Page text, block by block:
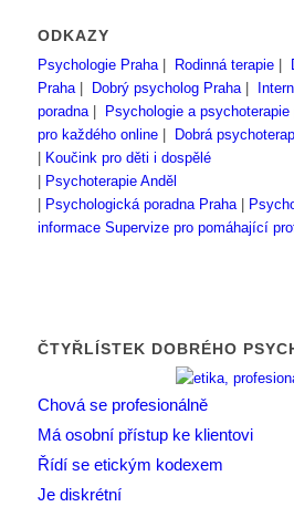
ODKAZY
Psychologie Praha| Rodinná terapie|
Praha| Dobrý psycholog Praha|
poradna| Psychologie a psychoterapie
pro každého online|
Dobrá
Koučink pro děti i dospělé
Psychoterapie Anděl
Psychologická poradna Praha|
informace Supervize pro pomáhající
ČTYŘLÍSTEK DOBRÉHO
Chová se profesionálně
Má osobní přístup ke klientovi
Řídí se etickým kodexem
Je diskrétní